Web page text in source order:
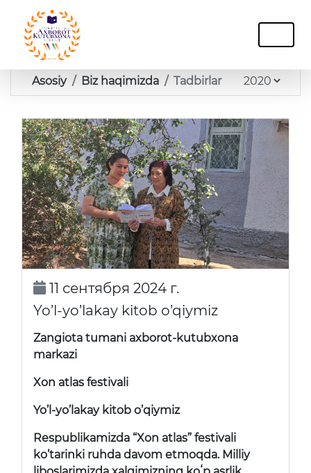
Asosiy Biz haqimizda Tadbirlar
11 сентября 2024 г.
Yo’l-yo’lakay kitob o’qiymiz
Zangiota tumani axborot-kutubxona
markazi
Xon atlas festivali
Yo’l-yo’lakay kitob o’qiymiz
Respublikamizda “Xon atlas” festivali
ko’tarinki ruhda davom etmoqda. Milliy